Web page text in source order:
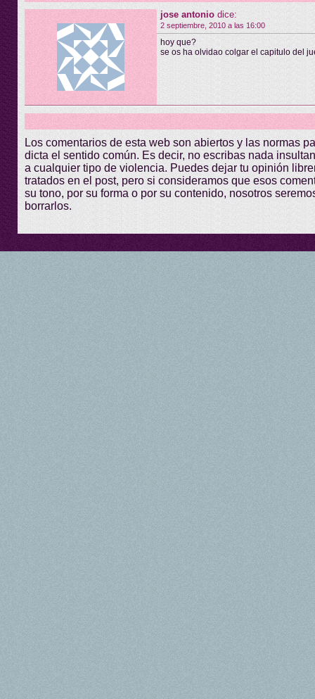
jose antonio dice:
2 septiembre, 2010 a las 16:00
hoy que?
se os ha olvidao colgar el capitulo del
Los comentarios de esta web son abiertos y las normas
dicta el sentido común. Es decir, no escribas nada
a cualquier tipo de violencia. Puedes dejar tu opinión
tratados en el post, pero si consideramos que esos
su tono, por su forma o por su contenido, nosotros
borrarlos.